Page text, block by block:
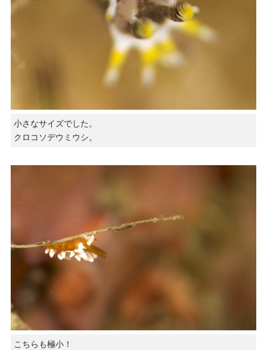
小さなサイズでした。
クロコソデウミウシ。
こちらも極小！